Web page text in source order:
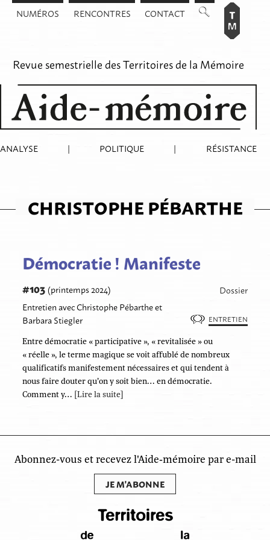
AllerNUMÉROS RENCONTRES CONTACT
Revue semestrielle desTerritoires de la Mémoire
ANALYSE | POLITIQUE | RÉSISTANCE
CHRISTOPHE PÉBARTHE
Démocratie ! Manifeste
#103(printemps 2024)
Dossier
Entretien avec Christophe Pébarthe et
Barbara Stiegler
ENTRETIEN
Entre démocratie « participative », « revitalisée » ou
« réelle », le terme magique se voit affublé de nombreux
qualificatifs manifestement nécessaires et qui tendent à
nous faire douter qu’on y soit bien… en démocratie.
Comment y… [Lire la suite]
Abonnez-vous et recevez l'Aide‑mémoire par e-mail
JE M'ABONNE